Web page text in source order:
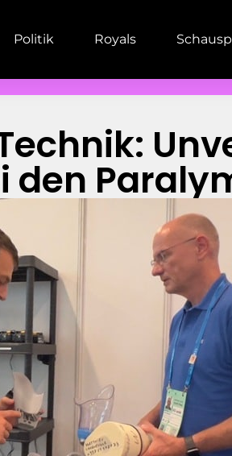
Politik Royals
den